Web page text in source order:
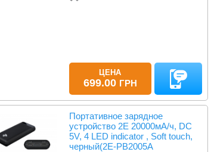
ЦЕНА
699.00 ГРН
Портативное зарядное
устройство 2Е 20000мА/ч, DC
5V, 4 LED indicator , Soft touch,
черный(2E-PB2005A